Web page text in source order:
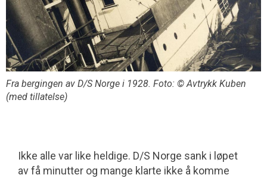
Fra bergingen av D/S Norge i 1928. Foto: © Avtrykk Kuben
(med tillatelse)
Ikke alle var like heldige. D/S Norge sank i løpet
av få minutter og mange klarte ikke å komme